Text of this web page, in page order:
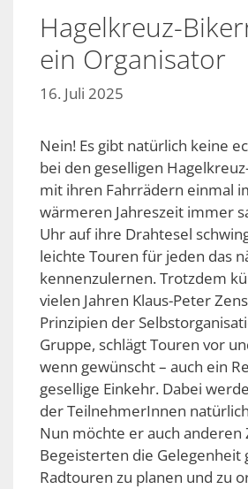
Hagelkreuz-
ein Organisator
16. Juli 2025
Nein! Es gibt natürlich keine
bei den geselligen
mit ihren Fahrrädern einmal
wärmeren Jahreszeit immer
Uhr auf ihre Drahtesel
leichte Touren für jeden das
kennenzulernen. Trotzdem
vielen Jahren Klaus-Peter
Prinzipien der
Gruppe, schlägt Touren vor
wenn gewünscht – auch ein
gesellige Einkehr. Dabei
der TeilnehmerInnen
Nun möchte er auch anderen
Begeisterten die Gelegenheit
Radtouren zu planen und zu